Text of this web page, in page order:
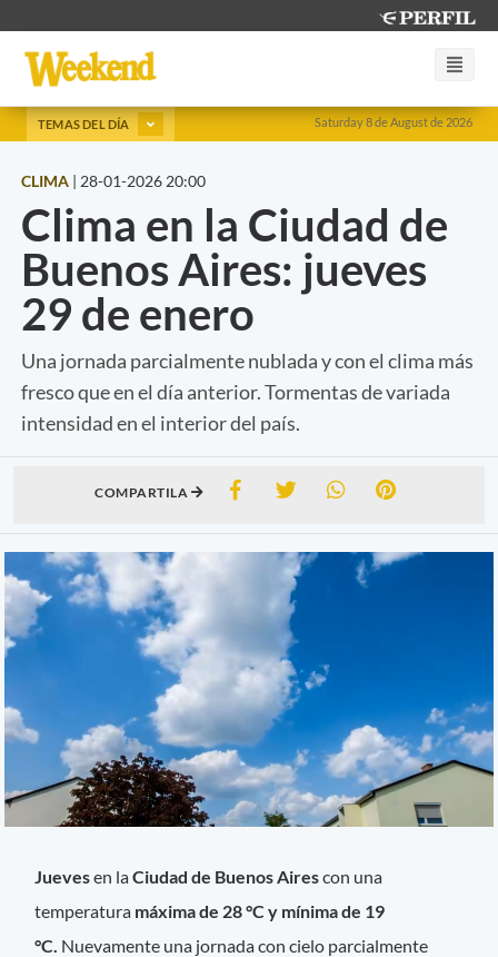
Saturday 8 de August de 2026
TEMAS DEL DÍA
CLIMA | 28-01-2026 20:00
Clima en la Ciudad de
Buenos Aires: jueves
29 de enero
Una jornada parcialmente nublada y con el clima más
fresco que en el día anterior. Tormentas de variada
intensidad en el interior del país.
COMPARTILA
Juevesen laCiudad de Buenos Airescon una
temperatura máxima de 28 °C y mínima de 19
°C. Nuevamente una jornada con cielo parcialmente